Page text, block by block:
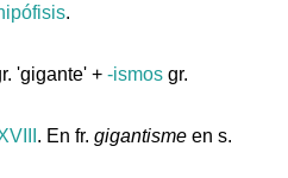
.
'gigante' +-ismos gr.
. En fr.gigantisme en s.